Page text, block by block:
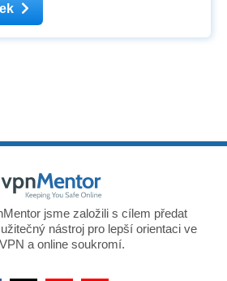
jsme založili s cílem předat
nástroj pro lepší orientaci ve
a online soukromí.